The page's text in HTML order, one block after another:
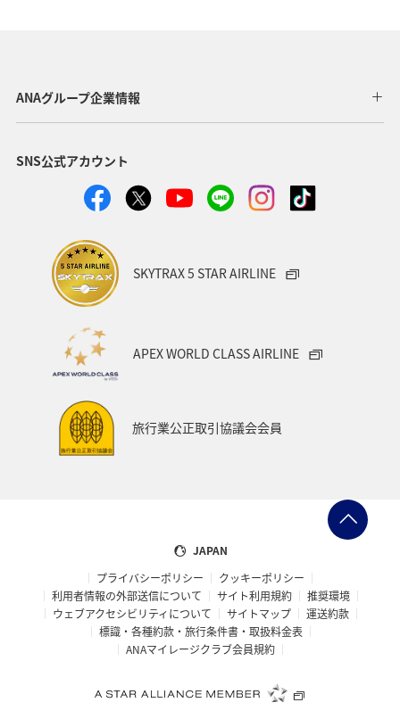
ANAグループ企業情報
SNS公式アカウント
SKYTRAX 5 STAR AIRLINE
APEX WORLD CLASS AIRLINE
旅行業公正取引協議会会員
JAPAN
プライバシーポリシー
クッキーポリシー
利用者情報の外部送信について
サイト利用規約
推奨環境
ウェブアクセシビリティについて
サイトマップ
運送約款
標識・各種約款・旅行条件書・取扱料金表
ANAマイレージクラブ会員規約